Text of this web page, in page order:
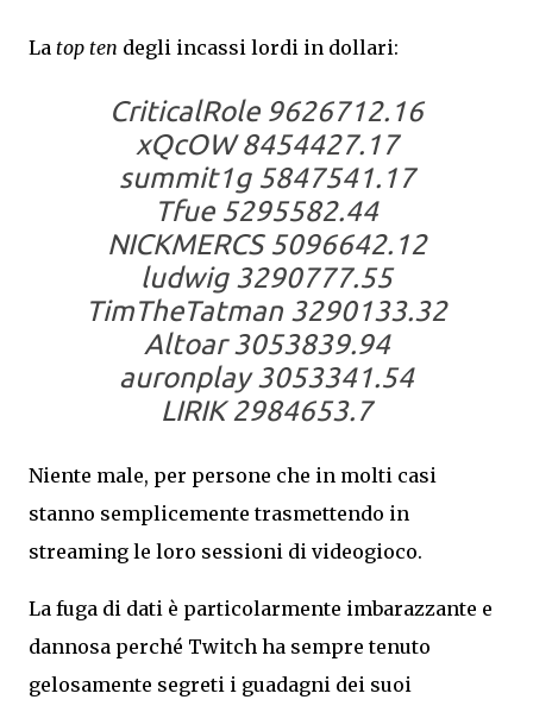
La top ten degli incassi lordi in dollari:
CriticalRole 9626712.16
xQcOW 8454427.17
summit1g 5847541.17
Tfue 5295582.44
NICKMERCS 5096642.12
ludwig 3290777.55
TimTheTatman 3290133.32
Altoar 3053839.94
auronplay 3053341.54
LIRIK 2984653.7
Niente male, per persone che in molti casi
stanno semplicemente trasmettendo in
streaming le loro sessioni di videogioco.
La fuga di dati è particolarmente imbarazzante e
dannosa perché Twitch ha sempre tenuto
gelosamente segreti i guadagni dei suoi